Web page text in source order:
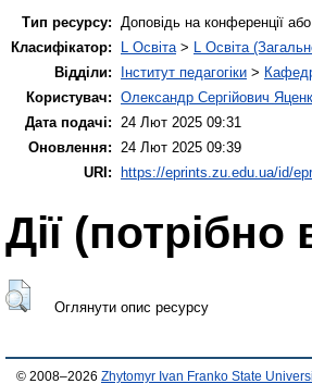
Тип ресурсу: Доповідь на конференції
Класифікатор:
L Освіта> L Освіта
Відділи:
Інститут педагогіки >
Користувач: Олександр Сергійович
Дата подачі: 24 Лют 2025 09:31
Оновлення: 24 Лют 2025 09:39
URI:
https://eprints.zu.edu.ua/id/
Дії ​​(потрібно
Оглянути опис ресурсу
© 2008–2026 Zhytomyr Ivan Franko State